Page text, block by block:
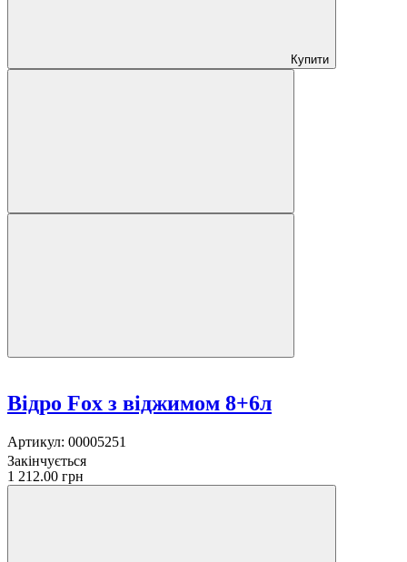
Купити
Відро Fox з віджимом 8+6л
Артикул: 00005251
Закінчується
1 212.00 грн